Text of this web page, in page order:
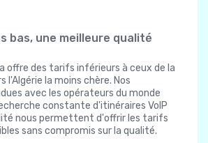
bas, une meilleure qualité
offre des tarifs inférieurs à ceux de la
l'Algérie la moins chère. Nos
avec les opérateurs du monde
constante d'itinéraires VoIP
nous permettent d'offrir les tarifs
sans compromis sur la qualité.